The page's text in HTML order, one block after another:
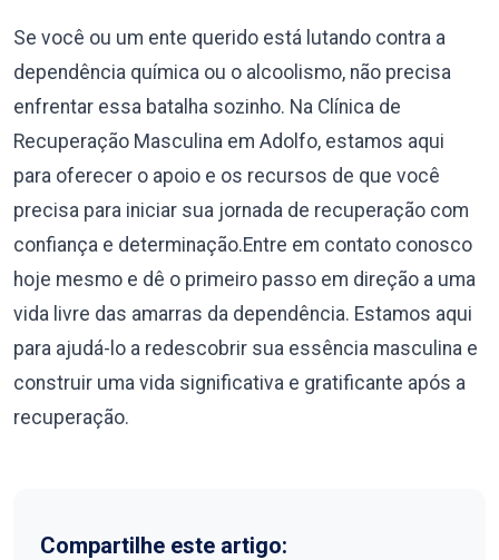
Se você ou um ente querido está lutando contra a
dependência química ou o alcoolismo, não precisa
enfrentar essa batalha sozinho. Na Clínica de
Recuperação Masculina em Adolfo, estamos aqui
para oferecer o apoio e os recursos de que você
precisa para iniciar sua jornada de recuperação com
confiança e determinação.Entre em contato conosco
hoje mesmo e dê o primeiro passo em direção a uma
vida livre das amarras da dependência. Estamos aqui
para ajudá-lo a redescobrir sua essência masculina e
construir uma vida significativa e gratificante após a
recuperação.
Compartilhe este artigo: